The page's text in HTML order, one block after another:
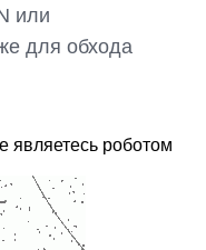
или
для обхода
являетесь роботом